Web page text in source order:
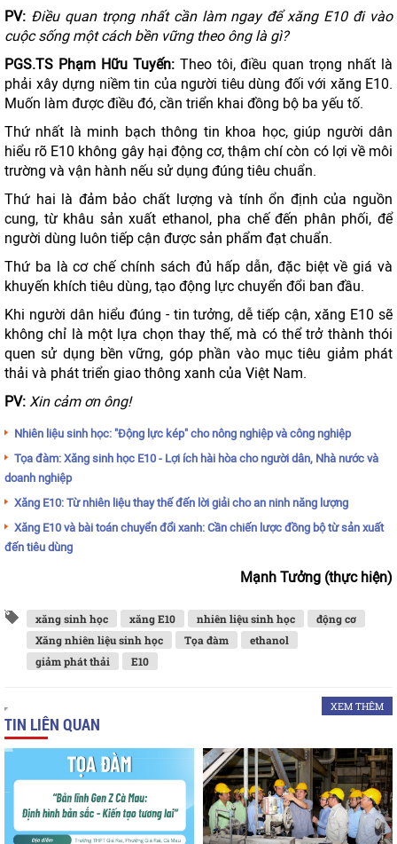
PV: Điều quan trọng nhất cần làm ngay để xăng E10 đi vào
cuộc sống một cách bền vững theo ông là gì?
PGS.TS Phạm Hữu Tuyến:Theo tôi, điều quan trọng nhất là
phải xây dựng niềm tin của người tiêu dùng đối với xăng E10.
Muốn làm được điều đó, cần triển khai đồng bộ ba yếu tố.
Thứ nhất là minh bạch thông tin khoa học, giúp người dân
hiểu rõ E10 không gây hại động cơ, thậm chí còn có lợi về môi
trường và vận hành nếu sử dụng đúng tiêu chuẩn.
Thứ hai là đảm bảo chất lượng và tính ổn định của nguồn
cung, từ khâu sản xuất ethanol, pha chế đến phân phối, để
người dùng luôn tiếp cận được sản phẩm đạt chuẩn.
Thứ ba là cơ chế chính sách đủ hấp dẫn, đặc biệt về giá và
khuyến khích tiêu dùng, tạo động lực chuyển đổi ban đầu.
Khi người dân hiểu đúng - tin tưởng, dễ tiếp cận, xăng E10 sẽ
không chỉ là một lựa chọn thay thế, mà có thể trở thành thói
quen sử dụng bền vững, góp phần vào mục tiêu giảm phát
thải và phát triển giao thông xanh của Việt Nam.
PV: Xin cảm ơn ông!
Nhiên liệu sinh học: "Động lực kép" cho nông nghiệp và công nghiệp
Tọa đàm: Xăng sinh học E10 - Lợi ích hài hòa cho người dân, Nhà nước và
doanh nghiệp
Xăng E10: Từ nhiên liệu thay thế đến lời giải cho an ninh năng lượng
Xăng E10 và bài toán chuyển đổi xanh: Cần chiến lược đồng bộ từ sản xuất
đến tiêu dùng
Mạnh Tưởng (thực hiện)
xăng sinh học xăng E10 nhiên liệu sinh học
động cơ
Xăng nhiên liệu sinh học
Tọa đàm
ethanol
giảm phát thải
E10
XEM THÊM
TIN LIÊN QUAN